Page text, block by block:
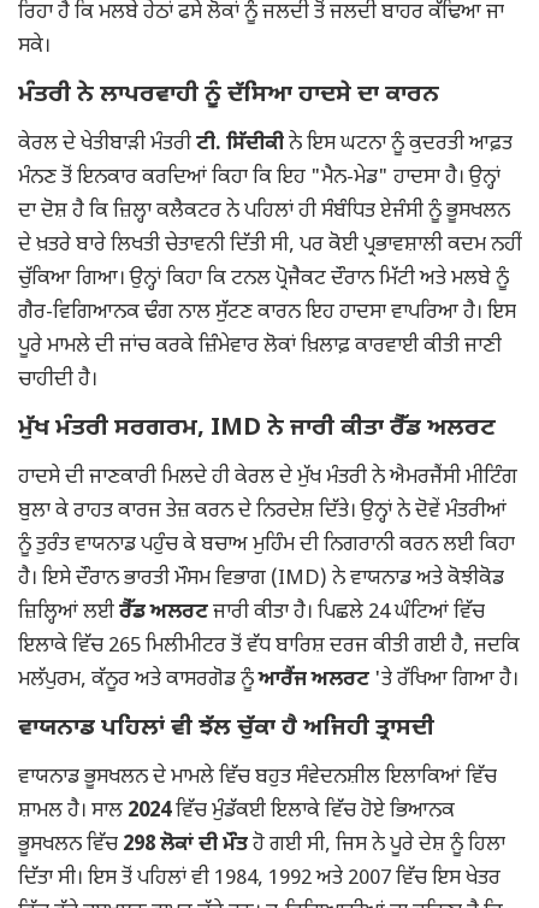
ਰਿਹਾ ਹੈ ਕਿ ਮਲਬੇ ਹੇਠਾਂ ਫਸੇ ਲੋਕਾਂ ਨੂੰ ਜਲਦੀ ਤੋਂ ਜਲਦੀ ਬਾਹਰ ਕੱਢਿਆ ਜਾ
ਸਕੇ।
ਮੰਤਰੀ ਨੇ ਲਾਪਰਵਾਹੀ ਨੂੰ ਦੱਸਿਆ ਹਾਦਸੇ ਦਾ ਕਾਰਨ
ਕੇਰਲ ਦੇ ਖੇਤੀਬਾੜੀ ਮੰਤਰੀਟੀ. ਸਿੱਦੀਕੀਨੇ ਇਸ ਘਟਨਾ ਨੂੰ ਕੁਦਰਤੀ ਆਫ਼ਤ
ਮੰਨਣ ਤੋਂ ਇਨਕਾਰ ਕਰਦਿਆਂ ਕਿਹਾ ਕਿ ਇਹ "ਮੈਨ-ਮੇਡ" ਹਾਦਸਾ ਹੈ। ਉਨ੍ਹਾਂ
ਦਾ ਦੋਸ਼ ਹੈ ਕਿ ਜ਼ਿਲ੍ਹਾ ਕਲੈਕਟਰ ਨੇ ਪਹਿਲਾਂ ਹੀ ਸੰਬੰਧਿਤ ਏਜੰਸੀ ਨੂੰ ਭੂਸਖਲਨ
ਦੇ ਖ਼ਤਰੇ ਬਾਰੇ ਲਿਖਤੀ ਚੇਤਾਵਨੀ ਦਿੱਤੀ ਸੀ, ਪਰ ਕੋਈ ਪ੍ਰਭਾਵਸ਼ਾਲੀ ਕਦਮ ਨਹੀਂ
ਚੁੱਕਿਆ ਗਿਆ। ਉਨ੍ਹਾਂ ਕਿਹਾ ਕਿ ਟਨਲ ਪ੍ਰੋਜੈਕਟ ਦੌਰਾਨ ਮਿੱਟੀ ਅਤੇ ਮਲਬੇ ਨੂੰ
ਗੈਰ-ਵਿਗਿਆਨਕ ਢੰਗ ਨਾਲ ਸੁੱਟਣ ਕਾਰਨ ਇਹ ਹਾਦਸਾ ਵਾਪਰਿਆ ਹੈ। ਇਸ
ਪੂਰੇ ਮਾਮਲੇ ਦੀ ਜਾਂਚ ਕਰਕੇ ਜ਼ਿੰਮੇਵਾਰ ਲੋਕਾਂ ਖ਼ਿਲਾਫ਼ ਕਾਰਵਾਈ ਕੀਤੀ ਜਾਣੀ
ਚਾਹੀਦੀ ਹੈ।
ਮੁੱਖ ਮੰਤਰੀ ਸਰਗਰਮ, IMD ਨੇ ਜਾਰੀ ਕੀਤਾ ਰੈੱਡ ਅਲਰਟ
ਹਾਦਸੇ ਦੀ ਜਾਣਕਾਰੀ ਮਿਲਦੇ ਹੀ ਕੇਰਲ ਦੇ ਮੁੱਖ ਮੰਤਰੀ ਨੇ ਐਮਰਜੈਂਸੀ ਮੀਟਿੰਗ
ਬੁਲਾ ਕੇ ਰਾਹਤ ਕਾਰਜ ਤੇਜ਼ ਕਰਨ ਦੇ ਨਿਰਦੇਸ਼ ਦਿੱਤੇ। ਉਨ੍ਹਾਂ ਨੇ ਦੋਵੇਂ ਮੰਤਰੀਆਂ
ਨੂੰ ਤੁਰੰਤ ਵਾਯਨਾਡ ਪਹੁੰਚ ਕੇ ਬਚਾਅ ਮੁਹਿੰਮ ਦੀ ਨਿਗਰਾਨੀ ਕਰਨ ਲਈ ਕਿਹਾ
ਹੈ। ਇਸੇ ਦੌਰਾਨ ਭਾਰਤੀ ਮੌਸਮ ਵਿਭਾਗ (IMD) ਨੇ ਵਾਯਨਾਡ ਅਤੇ ਕੋਝੀਕੋਡ
ਜ਼ਿਲ੍ਹਿਆਂ ਲਈਰੈੱਡ ਅਲਰਟਜਾਰੀ ਕੀਤਾ ਹੈ। ਪਿਛਲੇ 24 ਘੰਟਿਆਂ ਵਿੱਚ
ਇਲਾਕੇ ਵਿੱਚ 265 ਮਿਲੀਮੀਟਰ ਤੋਂ ਵੱਧ ਬਾਰਿਸ਼ ਦਰਜ ਕੀਤੀ ਗਈ ਹੈ, ਜਦਕਿ
ਮਲੱਪੁਰਮ, ਕੱਨੂਰ ਅਤੇ ਕਾਸਰਗੋਡ ਨੂੰਆਰੈਂਜ ਅਲਰਟ 'ਤੇ ਰੱਖਿਆ ਗਿਆ ਹੈ।
ਵਾਯਨਾਡ ਪਹਿਲਾਂ ਵੀ ਝੱਲ ਚੁੱਕਾ ਹੈ ਅਜਿਹੀ ਤ੍ਰਾਸਦੀ
ਵਾਯਨਾਡ ਭੂਸਖਲਨ ਦੇ ਮਾਮਲੇ ਵਿੱਚ ਬਹੁਤ ਸੰਵੇਦਨਸ਼ੀਲ ਇਲਾਕਿਆਂ ਵਿੱਚ
ਸ਼ਾਮਲ ਹੈ। ਸਾਲ 2024ਵਿੱਚ ਮੁੰਡੱਕਈ ਇਲਾਕੇ ਵਿੱਚ ਹੋਏ ਭਿਆਨਕ
ਭੂਸਖਲਨ ਵਿੱਚ 298 ਲੋਕਾਂ ਦੀ ਮੌਤਹੋ ਗਈ ਸੀ, ਜਿਸ ਨੇ ਪੂਰੇ ਦੇਸ਼ ਨੂੰ ਹਿਲਾ
ਦਿੱਤਾ ਸੀ। ਇਸ ਤੋਂ ਪਹਿਲਾਂ ਵੀ 1984, 1992 ਅਤੇ 2007 ਵਿੱਚ ਇਸ ਖੇਤਰ